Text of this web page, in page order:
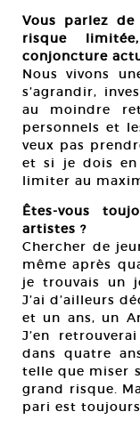
Vous parlez
risque
conjoncture
Nous vivons
s’agrandir,
au moindre
personnels et
veux pas
et si je dois en
limiter au
Êtes-vous
artistes ?
Chercher de
même après
je trouvais un
J’ai d’ailleurs
et un ans, un
J’en
dans quatre
telle que miser
grand risque.
pari est